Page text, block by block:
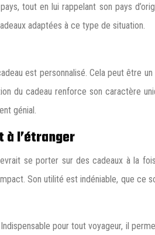
tout en lui rappelant son pays
adaptées à ce type de situation.
est personnalisé. Cela peut être
du cadeau renforce son caractère
génial.
à l’étranger
se porter sur des cadeaux à la
Son utilité est indéniable, que ce
pour tout voyageur, il